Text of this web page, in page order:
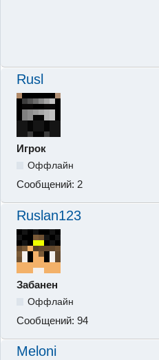
Rusl
Игрок
Оффлайн
Сообщений: 2
Ruslan123
Забанен
Оффлайн
Сообщений: 94
Meloni